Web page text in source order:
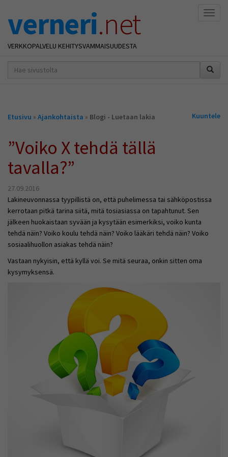
verneri.net
VERKKOPALVELU KEHITYSVAMMAISUUDESTA
hakusana(t)
Olet
Etusivu » Ajankohtaista » Blogi - Luetaan lakia Kuuntele
”Voiko X tehdä tällä
tavalla?”
27.09.2016
Lakineuvonnassa tyypillistä on, että puhelimessa tai sähköpostissa
kerrotaan pitkä tarina siitä, mitä tosiasiassa on tapahtunut. Sen
jälkeen huokaistaan syvään ja kysytään esimerkiksi, voiko kunta
tehdä näin? Voiko koulu tehdä näin? Voiko lääkäri tehdä näin? Voiko
sosiaalihuollon asiakas tehdä näin?
Vastaan nykyisin, että kyllä voi. Se mitä seuraa, onkin sitten oma
kysymyksensä.